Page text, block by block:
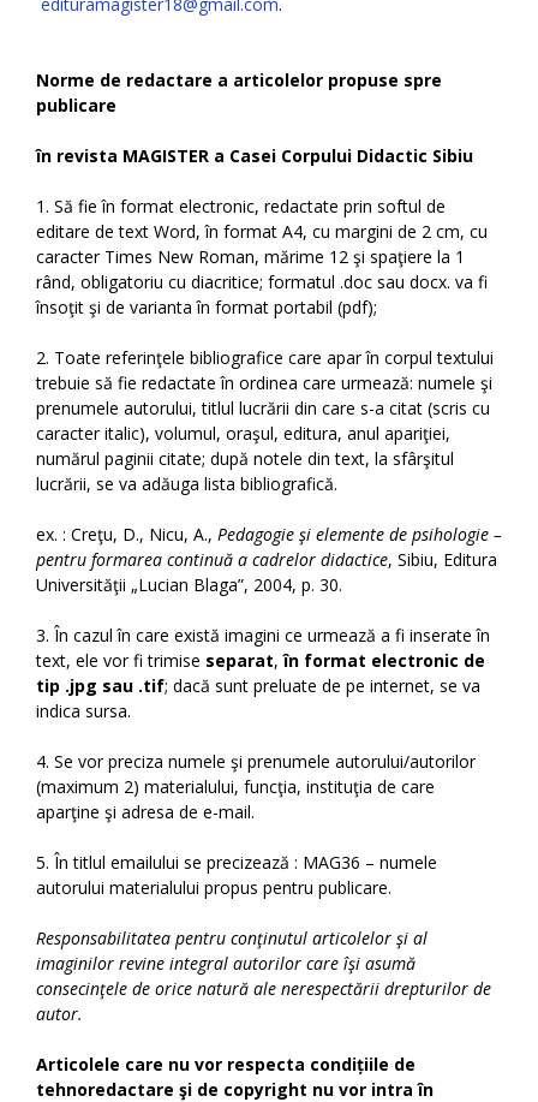
Norme de redactare a articolelor propuse spre
publicare
în revista MAGISTER a Casei Corpului Didactic Sibiu
1. Să fie în format electronic, redactate prin softul de
editare de text Word, în format A4, cu margini de 2 cm, cu
caracter Times New Roman, mărime 12 şi spaţiere la 1
rând, obligatoriu cu diacritice; formatul .doc sau docx. va fi
însoţit şi de varianta în format portabil (pdf);
2. Toate referinţele bibliografice care apar în corpul textului
trebuie să fie redactate în ordinea care urmează: numele şi
prenumele autorului, titlul lucrării din care s-a citat (scris cu
caracter italic), volumul, oraşul, editura, anul apariţiei,
numărul paginii citate; după notele din text, la sfârşitul
lucrării, se va adăuga lista bibliografică.
ex. : Creţu, D., Nicu, A., Pedagogie şi elemente de psihologie –
pentru formarea continuă a cadrelor didactice, Sibiu, Editura
Universităţii „Lucian Blaga”, 2004, p. 30.
3. În cazul în care există imagini ce urmează a fi inserate în
text, ele vor fi trimise separat,în format electronic de
tip .jpg sau .tif; dacă sunt preluate de pe internet, se va
indica sursa.
4. Se vor preciza numele şi prenumele autorului/autorilor
(maximum 2) materialului, funcţia, instituţia de care
aparţine şi adresa de e-mail.
5. În titlul emailului se precizează : MAG36 – numele
autorului materialului propus pentru publicare.
Responsabilitatea pentru conţinutul articolelor şi al
imaginilor revine integral autorilor care îşi asumă
consecinţele de orice natură ale nerespectării drepturilor de
autor.
Articolele care nu vor respecta condițiile de
tehnoredactare şi de copyright nu vor intra în